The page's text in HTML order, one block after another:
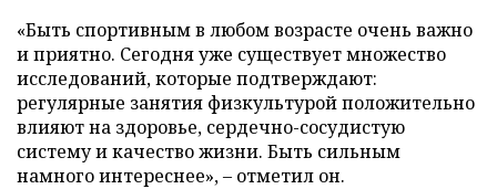
«Быть спортивным в любом возрасте очень важно
и приятно. Сегодня уже существует множество
исследований, которые подтверждают:
регулярные занятия физкультурой положительно
влияют на здоровье, сердечно-сосудистую
систему и качество жизни. Быть сильным
намного интереснее», – отметил он.